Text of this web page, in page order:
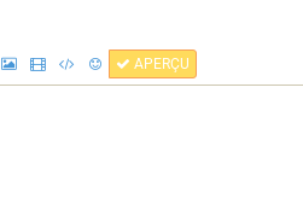
APERÇU